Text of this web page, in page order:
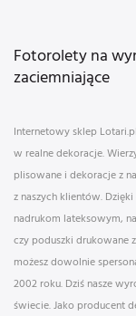
Fotorolety na
zaciemniające
Internetowy sklep
w realne dekoracje.
plisowane i dekoracje z
z naszych klientów.
nadrukom lateksowym,
czy poduszki drukowane
możesz dowolnie
2002 roku. Dziś nasze
świecie. Jako producent